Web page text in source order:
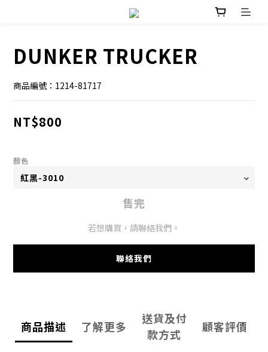
DUNKER TRUCKER
商品編號：1214-81717
NT$800
顏色
售完
若想購買，請聯絡我們。
聯絡我們
商品描述 了解更多
送貨及付
款方式
顧客評價